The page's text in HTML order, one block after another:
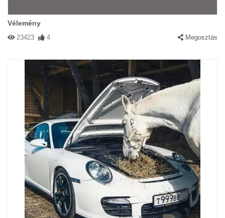
Vélemény
23423 4 Megosztás